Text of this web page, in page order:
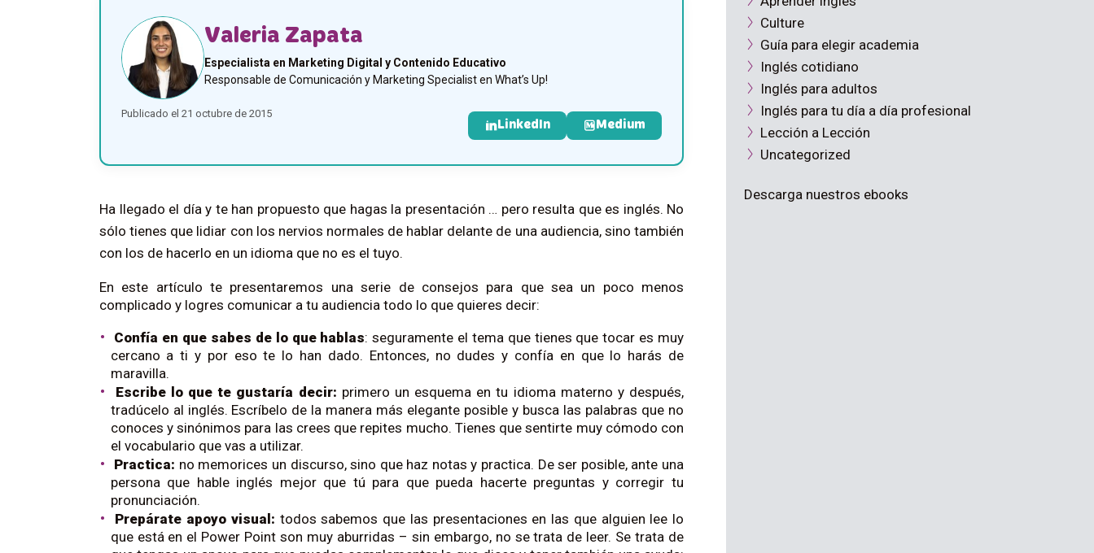
Valeria Zapata
Especialista en Marketing Digital y Contenido Educativo
Responsable de Comunicación y Marketing Specialist en What’s Up!
Publicado el 21 octubre de 2015
LinkedIn Medium
Ha llegado el día y te han propuesto que hagas la presentación … pero resulta que es inglés. No
sólo tienes que lidiar con los nervios normales de hablar delante de una audiencia, sino también
con los de hacerlo en un idioma que no es el tuyo.
En este artículo te presentaremos una serie de consejos para que sea un poco menos
complicado y logres comunicar a tu audiencia todo lo que quieres decir:
Confía en que sabes de lo que hablas: seguramente el tema que tienes que tocar es muy
cercano a ti y por eso te lo han dado. Entonces, no dudes y confía en que lo harás de
maravilla.
Escribe lo que te gustaría decir: primero un esquema en tu idioma materno y después,
tradúcelo al inglés. Escríbelo de la manera más elegante posible y busca las palabras que no
conoces y sinónimos para las crees que repites mucho. Tienes que sentirte muy cómodo con
el vocabulario que vas a utilizar.
Practica: no memorices un discurso, sino que haz notas y practica. De ser posible, ante una
persona que hable inglés mejor que tú para que pueda hacerte preguntas y corregir tu
pronunciación.
Prepárate apoyo visual: todos sabemos que las presentaciones en las que alguien lee lo
que está en el Power Point son muy aburridas – sin embargo, no se trata de leer. Se trata de
Culture
Guía para elegir academia
Inglés cotidiano
Inglés para adultos
Inglés para tu día a día profesional
Lección a Lección
Uncategorized
Descarga nuestros ebooks